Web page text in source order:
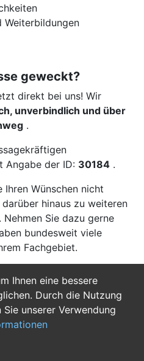
Ihnen eine bessere
Durch die Nutzung
unserer Verwendung
geweckt?
direkt bei uns! Wir
unverbindlich und über
.
Angabe der ID: 30184 .
Ihren Wünschen nicht
hinaus zu weiteren
Sie dazu gerne
bundesweit viele
Fachgebiet.